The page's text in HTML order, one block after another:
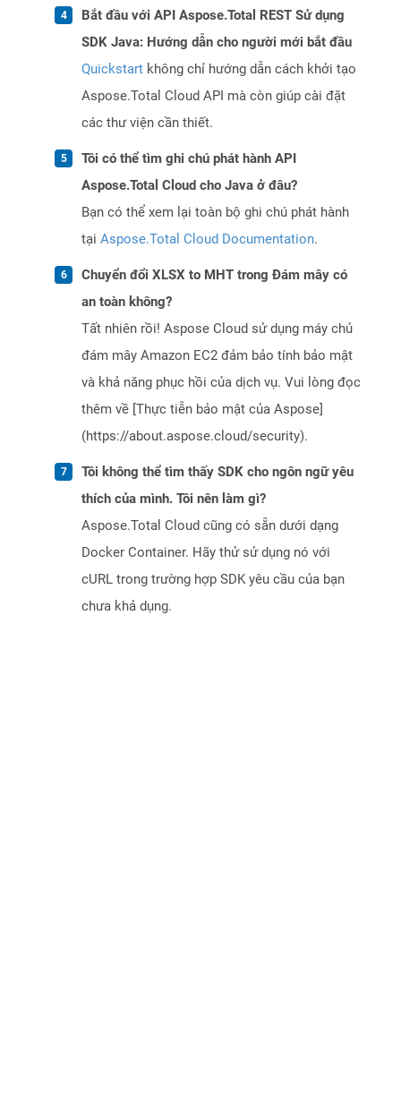
Bắt đầu với API Aspose.Total REST Sử dụng
SDK Java: Hướng dẫn cho người mới bắt đầu
Quickstart không chỉ hướng dẫn cách khởi tạo
Aspose.Total Cloud API mà còn giúp cài đặt
các thư viện cần thiết.
Tôi có thể tìm ghi chú phát hành API
Aspose.Total Cloud cho Java ở đâu?
Bạn có thể xem lại toàn bộ ghi chú phát hành
tại Aspose.Total Cloud Documentation.
Chuyển đổi XLSX to MHT trong Đám mây có
an toàn không?
Tất nhiên rồi! Aspose Cloud sử dụng máy chủ
đám mây Amazon EC2 đảm bảo tính bảo mật
và khả năng phục hồi của dịch vụ. Vui lòng đọc
thêm về [Thực tiễn bảo mật của Aspose]
(https://about.aspose.cloud/security).
Tôi không thể tìm thấy SDK cho ngôn ngữ yêu
thích của mình. Tôi nên làm gì?
Aspose.Total Cloud cũng có sẵn dưới dạng
Docker Container. Hãy thử sử dụng nó với
cURL trong trường hợp SDK yêu cầu của bạn
chưa khả dụng.